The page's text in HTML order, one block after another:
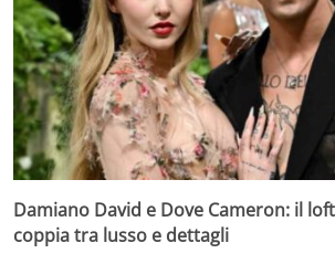
Damiano David e Dove Cameron: il
coppia tra lusso e dettagli